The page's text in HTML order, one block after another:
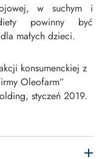
w suchym i
powinny być
małych dzieci.
konsumenckiej z
Oleofarm”
styczeń 2019.